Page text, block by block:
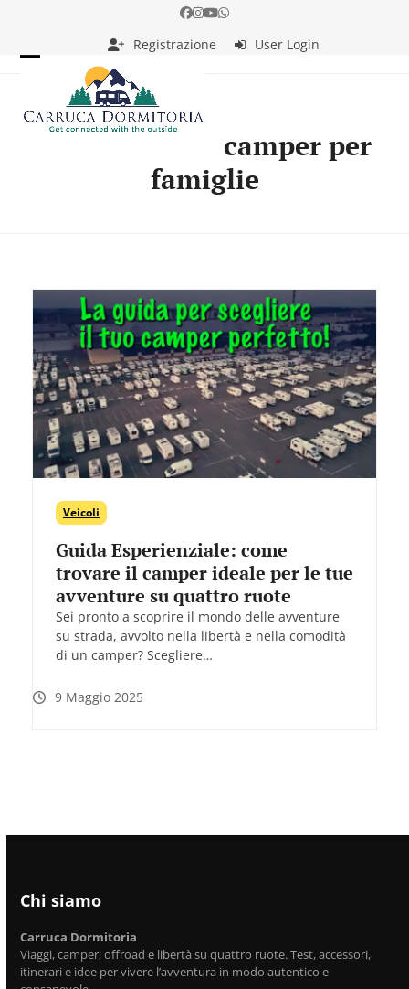
Facebook
Instagram
YouTube
Whatsapp
Registrazione
User Login
mobile
menu
mobile
menu
camper per
famiglie
Veicoli
Guida Esperienziale: come
trovare il camper ideale per le tue
avventure su quattro ruote
Sei pronto a scoprire il mondo delle avventure
su strada, avvolto nella libertà e nella comodità
di un camper? Scegliere…
9 Maggio 2025
Chi siamo
Carruca Dormitoria
Viaggi, camper, offroad e libertà su quattro ruote. Test, accessori,
itinerari e idee per vivere l’avventura in modo autentico e